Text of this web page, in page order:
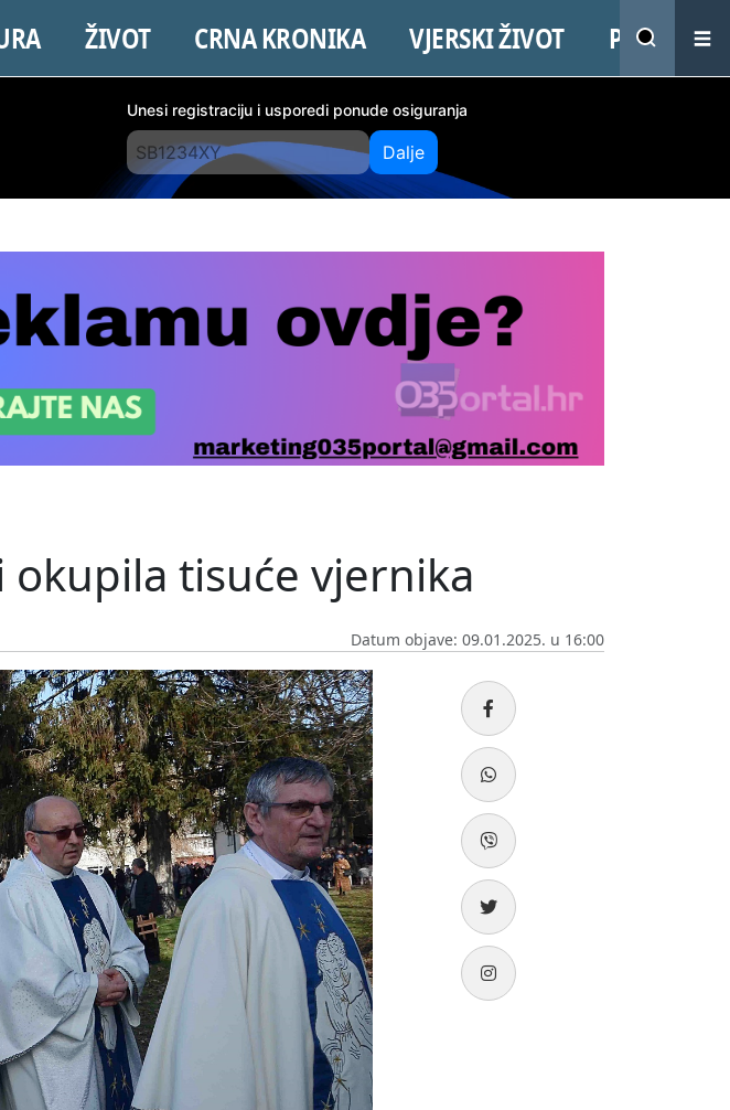
ŽIVOT CRNA KRONIKA VJERSKI ŽIVOT PROMO
Unesi registraciju i usporedi ponude osiguranja
Dalje
okupila tisuće vjernika
Datum objave: 09.01.2025. u 16:00